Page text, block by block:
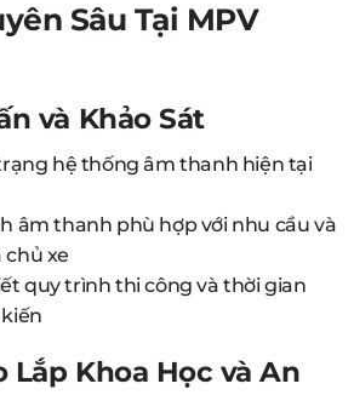
Sâu Tại MPV
và Khảo Sát
hệ thống âm thanh hiện tại
âm thanh phù hợp với nhu cầu và
chủ xe
quy trình thi công và thời gian
Lắp Khoa Học và An